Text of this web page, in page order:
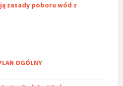
zasady poboru wód z
OGÓLNY